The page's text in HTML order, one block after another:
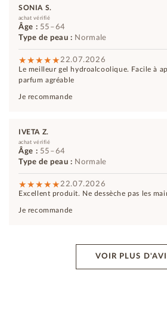
SONIA S.
achat vérifié
Âge : 55–64
Type de peau : Normale
22.07.2026
Le meilleur gel hydroalcoolique. Facile à appliquer, ne colle pas et
parfum agréable
Je recommande
IVETA Z.
achat vérifié
Âge : 55–64
Type de peau : Normale
22.07.2026
Excellent produit. Ne dessèche pas les
Je recommande
VOIR PLUS